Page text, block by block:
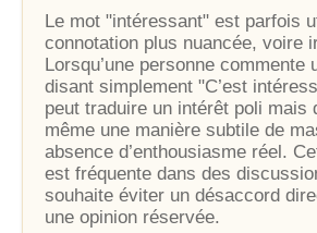
Le mot "intéressant" est parfois
connotation plus nuancée, voire
Lorsqu’une personne commente
disant simplement "C’est
peut traduire un intérêt poli mais
même une manière subtile de
absence d’enthousiasme réel.
est fréquente dans des
souhaite éviter un désaccord
une opinion réservée.